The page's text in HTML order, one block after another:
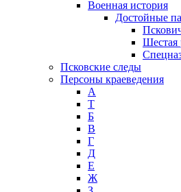
Военная история
Достойные
Шестая
Псковские следы
Персоны краеведения
А
T
Б
В
Г
Д
Е
Ж